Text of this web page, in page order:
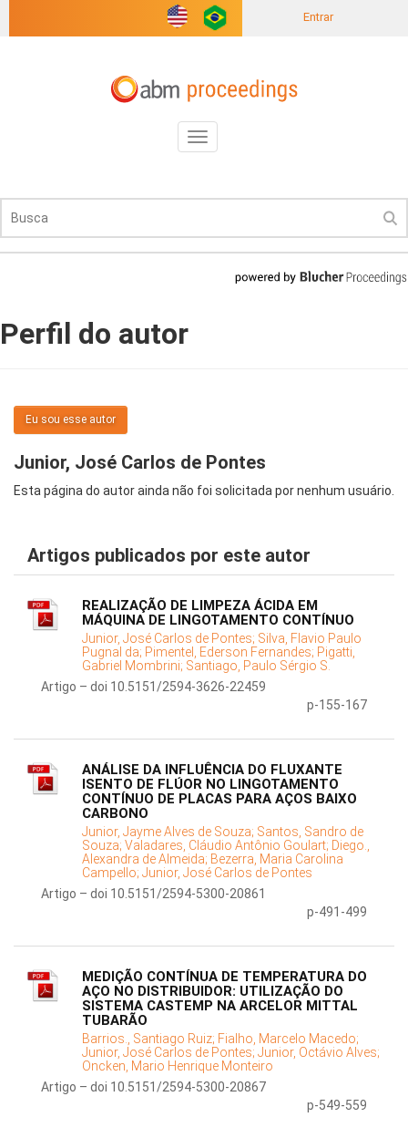
Entrar
Toggle
navigation
Perfil do autor
Eu sou esse autor
Junior, José Carlos de Pontes
Esta página do autor ainda não foi solicitada por nenhum usuário.
Artigos publicados por este autor
REALIZAÇÃO DE LIMPEZA ÁCIDA EM
MÁQUINA DE LINGOTAMENTO CONTÍNUO
Junior, José Carlos de Pontes; Silva, Flavio Paulo
Pugnal da; Pimentel, Ederson Fernandes; Pigatti,
Gabriel Mombrini; Santiago, Paulo Sérgio S.
Artigo – doi 10.5151/2594-3626-22459
p-155-167
ANÁLISE DA INFLUÊNCIA DO FLUXANTE
ISENTO DE FLÚOR NO LINGOTAMENTO
CONTÍNUO DE PLACAS PARA AÇOS BAIXO
CARBONO
Junior, Jayme Alves de Souza; Santos, Sandro de
Souza; Valadares, Cláudio Antônio Goulart; Diego.,
Alexandra de Almeida; Bezerra, Maria Carolina
Campello; Junior, José Carlos de Pontes
Artigo – doi 10.5151/2594-5300-20861
p-491-499
MEDIÇÃO CONTÍNUA DE TEMPERATURA DO
AÇO NO DISTRIBUIDOR: UTILIZAÇÃO DO
SISTEMA CASTEMP NA ARCELOR MITTAL
TUBARÃO
Barrios., Santiago Ruiz; Fialho, Marcelo Macedo;
Junior, José Carlos de Pontes; Junior, Octávio Alves;
Oncken, Mario Henrique Monteiro
Artigo – doi 10.5151/2594-5300-20867
p-549-559